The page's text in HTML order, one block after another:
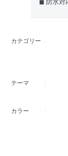
◼︎ 防水対
カテゴリー
テーマ
カラー